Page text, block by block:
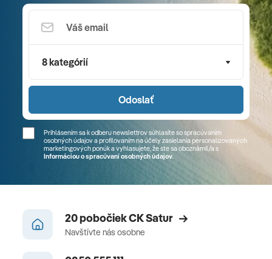
8 kategórií
Odoslať
Prihlásením sa k odberu newslettrov súhlasíte so spracúvaním
osobných údajov a profilovaním na účely zasielania personalizovaných
marketingových ponúk a vyhlasujete, že ste sa oboznámil/a s
Informáciou o spracúvaní osobných údajov.
20 pobočiek CK Satur
Navštívte nás osobne